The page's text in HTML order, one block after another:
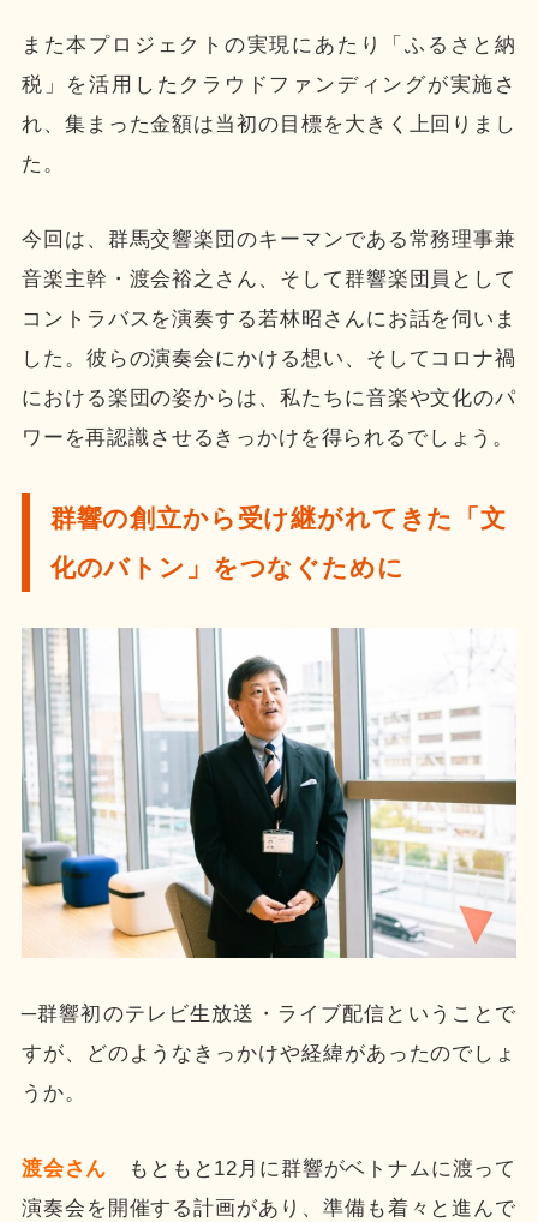
また本プロジェクトの実現にあたり「ふるさと納
税」を活用したクラウドファンディングが実施さ
れ、集まった金額は当初の目標を大きく上回りまし
た。
今回は、群馬交響楽団のキーマンである常務理事兼
音楽主幹・渡会裕之さん、そして群響楽団員として
コントラバスを演奏する若林昭さんにお話を伺いま
した。彼らの演奏会にかける想い、そしてコロナ禍
における楽団の姿からは、私たちに音楽や文化のパ
ワーを再認識させるきっかけを得られるでしょう。
群響の創立から受け継がれてきた「文
化のバトン」をつなぐために
─群響初のテレビ生放送・ライブ配信ということで
すが、どのようなきっかけや経緯があったのでしょ
うか。
渡会さん もともと12月に群響がベトナムに渡って
演奏会を開催する計画があり、準備も着々と進んで